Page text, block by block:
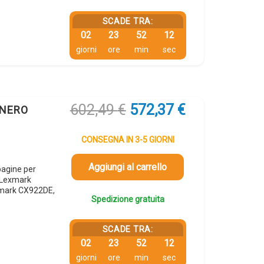
SCADE TRA:
02
giorni
23
ore
52
min
12
sec
per
CX922DE,
602,49€ Il
originale
era:
602,49 €.
572,37 €Il
CONSEGNA IN 3-5 GIORNI
Aggiungi al carrello
Spedizione gratuita
SCADE TRA:
02
giorni
23
ore
52
min
12
sec